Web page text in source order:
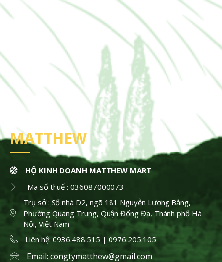
MATTHEW
HỘ KINH DOANH MATTHEW MART
Mã số thuế : 036087000073
Trụ sở : Số nhà D2, ngõ 181 Nguyễn Lương Bằng,
Phường Quang Trung, Quận Đống Đa, Thành phố Hà
Nội, Việt Nam
Liên hệ: 0936.488.515 | 0976.205.105
Email: congtymatthew@gmail.com